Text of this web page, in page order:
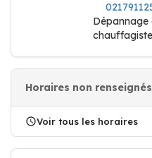
Dépannage
chauffagiste
Horaires non renseignés
Voir tous les horaires